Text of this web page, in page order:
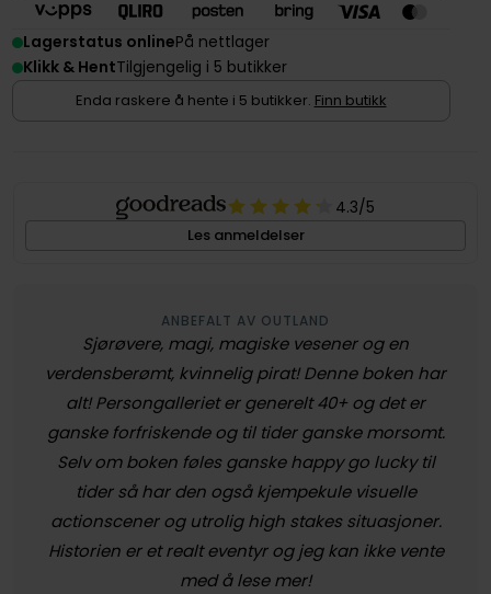
Lagerstatus onlinePå nettlager
Klikk & HentTilgjengelig i 5 butikker
Enda raskere å hente i 5 butikker. Finn butikk
4.3/5
Les anmeldelser
ANBEFALT AV OUTLAND
Sjørøvere, magi, magiske vesener og en
verdensberømt, kvinnelig pirat! Denne boken har
alt! Persongalleriet er generelt 40+ og det er
ganske forfriskende og til tider ganske morsomt.
Selv om boken føles ganske happy go lucky til
tider så har den også kjempekule visuelle
actionscener og utrolig high stakes situasjoner.
Historien er et realt eventyr og jeg kan ikke vente
med å lese mer!